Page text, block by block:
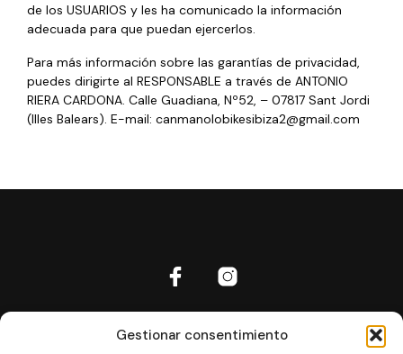
Gestionar consentimiento
de los USUARIOS y les ha comunicado la información
adecuada para que puedan ejercerlos.
Para más información sobre las garantías de privacidad,
puedes dirigirte al RESPONSABLE a través de ANTONIO
RIERA CARDONA. Calle Guadiana, Nº52, – 07817 Sant Jordi
(Illes Balears). E-mail: canmanolobikesibiza2@gmail.com